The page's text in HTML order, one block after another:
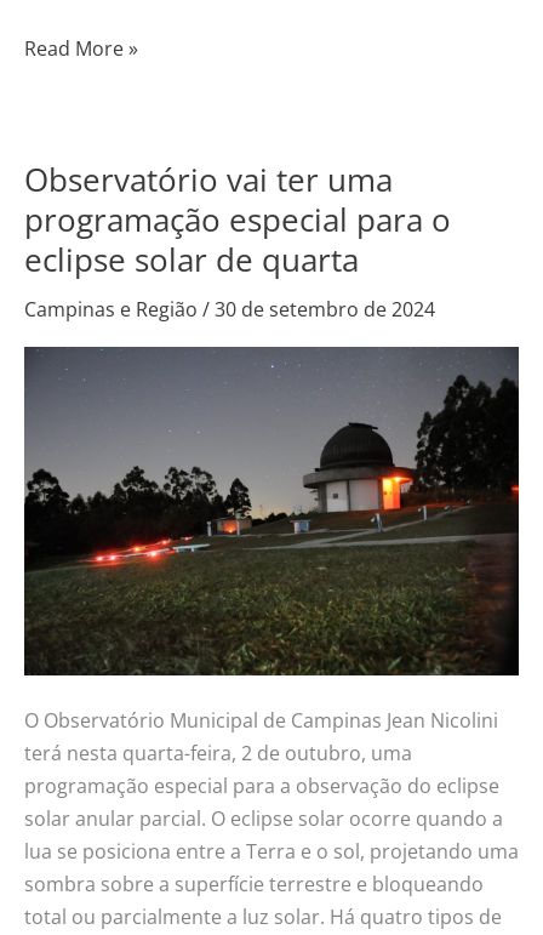
Read More »
Observatório vai ter uma
programação especial para o
eclipse solar de quarta
Campinas e Região /30 de setembro de 2024
O Observatório Municipal de Campinas Jean Nicolini
terá nesta quarta-feira, 2 de outubro, uma
programação especial para a observação do eclipse
solar anular parcial. O eclipse solar ocorre quando a
lua se posiciona entre a Terra e o sol, projetando uma
sombra sobre a superfície terrestre e bloqueando
total ou parcialmente a luz solar. Há quatro tipos de
Observatório
ter
uma
programação
solar
de